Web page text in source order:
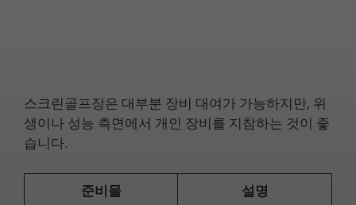
스크린골프장은 대부분 장비 대여가 가능하지만, 위
생이나 성능 측면에서 개인 장비를 지참하는 것이 좋
습니다.
준비물 설명